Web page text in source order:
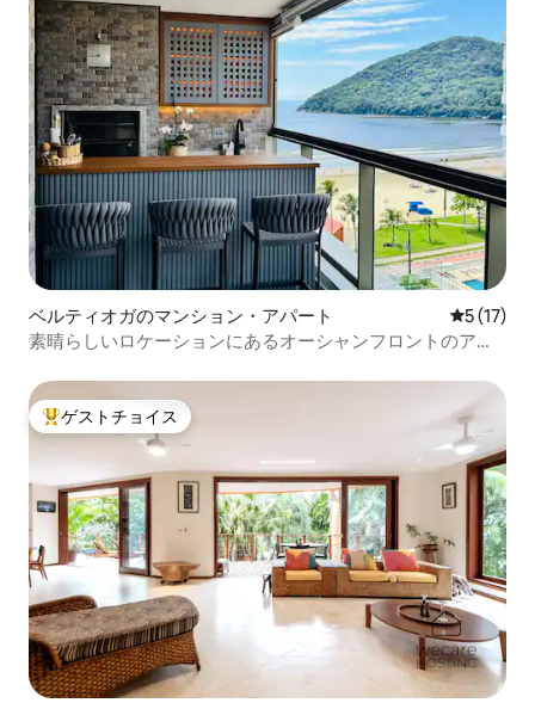
ベルティオガのマンション・アパート レビュー
5 (17)
素晴らしいロケーションにあるオーシャンフロントのアパ
大好評のゲストチョイスです。
ゲストチョイス